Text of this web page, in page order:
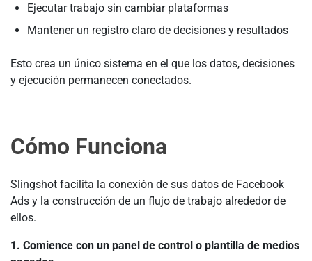
Ejecutar trabajo sin cambiar plataformas
Mantener un registro claro de decisiones y resultados
Esto crea un único sistema en el que los datos, decisiones
y ejecución permanecen conectados.
Cómo Funciona
Slingshot facilita la conexión de sus datos de Facebook
Ads y la construcción de un flujo de trabajo alrededor de
ellos.
1. Comience con un panel de control o plantilla de medios